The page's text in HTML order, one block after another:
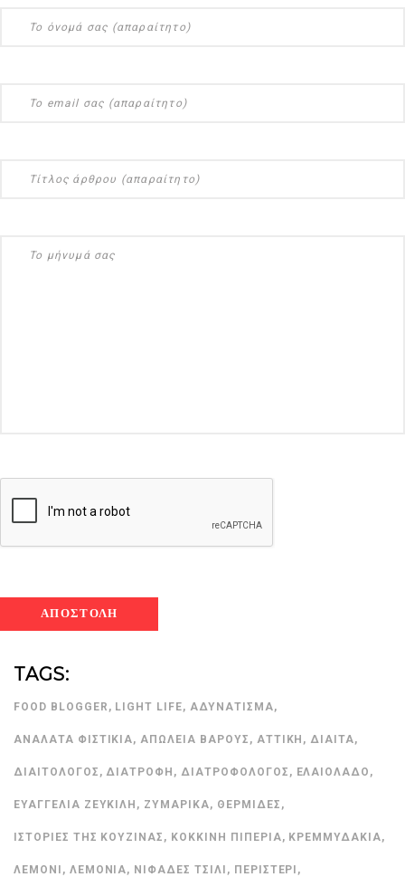
TAGS:
FOOD BLOGGER , LIGHT LIFE, ΑΔΥΝΆΤΙΣΜΑ,
ΑΝΆΛΑΤΑ ΦΙΣΤΊΚΙΑ, ΑΠΏΛΕΙΑ ΒΆΡΟΥΣ , ΑΤΤΙΚΉ , ΔΊΑΙΤΑ,
ΔΙΑΙΤΟΛΌΓΟΣ , ΔΙΑΤΡΟΦΉ , ΔΙΑΤΡΟΦΟΛΌΓΟΣ , ΕΛΑΙΌΛΑΔΟ ,
ΕΥΑΓΓΕΛΊΑ ΖΕΥΚΙΛΉ , ΖΥΜΑΡΙΚΆ, ΘΕΡΜΊΔΕΣ ,
ΙΣΤΟΡΊΕΣ ΤΗΣ ΚΟΥΖΊΝΑΣ , ΚΌΚΚΙΝΗ ΠΙΠΕΡΙΆ, ΚΡΕΜΜΥΔΆΚΙΑ,
ΛΕΜΌΝΙ , ΛΕΜΌΝΙΑ, ΝΙΦΆΔΕΣ ΤΣΊΛΙ , ΠΕΡΙΣΤΈΡΙ ,